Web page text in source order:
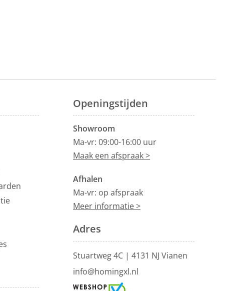
Openingstijden
Showroom
Ma-vr: 09:00-16:00 uur
Maak een afspraak >
Afhalen
Ma-vr: op afspraak
Meer informatie >
Adres
Stuartweg 4C | 4131 NJ Vianen
info@homingxl.nl